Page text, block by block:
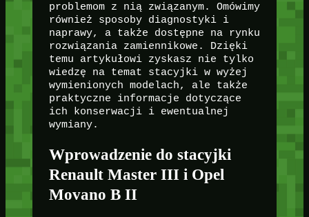
problemom z nią związanym. Omówimy
również sposoby diagnostyki i
naprawy, a także dostępne na rynku
rozwiązania zamiennikowe. Dzięki
temu artykułowi zyskasz nie tylko
wiedzę na temat stacyjki w wyżej
wymienionych modelach, ale także
praktyczne informacje dotyczące
ich konserwacji i ewentualnej
wymiany.
Wprowadzenie do stacyjki
Renault Master III i Opel
Movano B II